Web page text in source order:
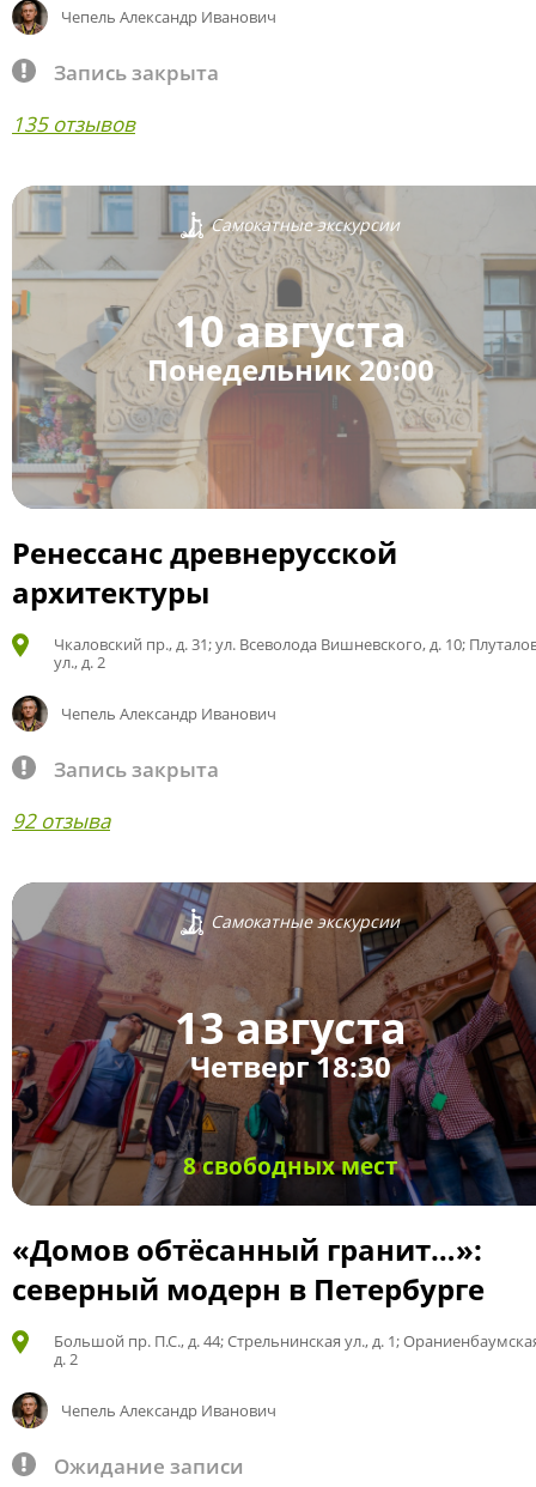
Чепель Александр Иванович
Запись закрыта
135 отзывов
Самокатные экскурсии
10 августа
Понедельник 20:00
Ренессанс древнерусской
архитектуры
Чкаловский пр., д. 31; ул. Всеволода Вишневского, д. 10;
ул., д. 2
Чепель Александр Иванович
Запись закрыта
92 отзыва
Самокатные экскурсии
13 августа
Четверг 18:30
8 свободных мест
«Домов обтёсанный гранит…»:
северный модерн в Петербурге
Большой пр. П.С., д. 44; Стрельнинская ул., д. 1;
д. 2
Чепель Александр Иванович
Ожидание записи